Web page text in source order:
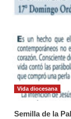
Vida diocesana
Semilla de la